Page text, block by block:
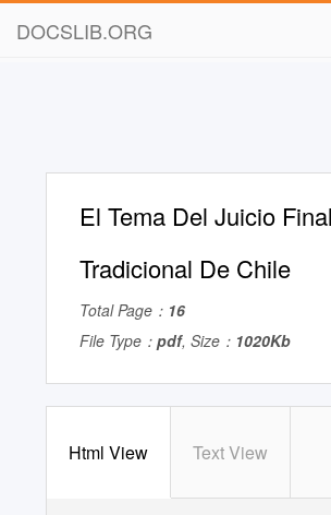
DOCSLIB.ORG
El Tema Del Juicio
Tradicional De Chile
Total Page： 16
File Type： pdf, Size： 1020Kb
Html View Text View